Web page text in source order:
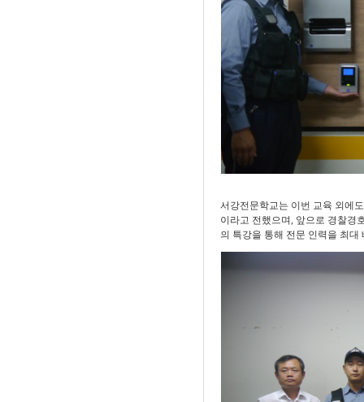
서강전문학교는 이번 교육 외에
이라고 전했으며 앞으로 경찰경
의 특강을 통해 전문 인력을 최